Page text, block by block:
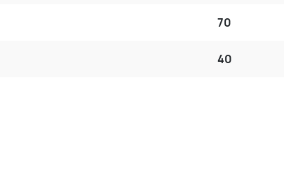
70
40